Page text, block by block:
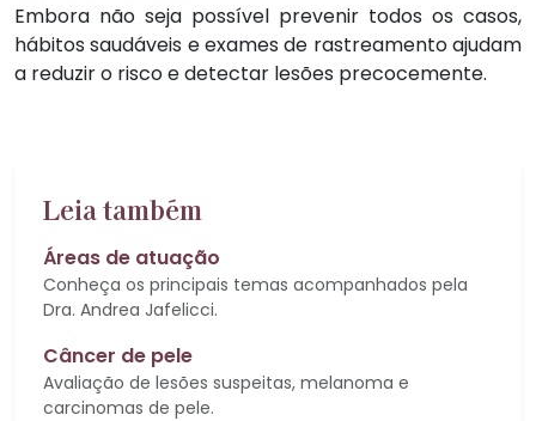
Embora não seja possível prevenir todos os casos,
hábitos saudáveis e exames de rastreamento ajudam
a reduzir o risco e detectar lesões precocemente.
Leia também
Áreas de atuação
Conheça os principais temas acompanhados pela
Dra. Andrea Jafelicci.
Câncer de pele
Avaliação de lesões suspeitas, melanoma e
carcinomas de pele.